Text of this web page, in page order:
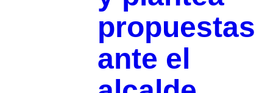
propuestas
ante el